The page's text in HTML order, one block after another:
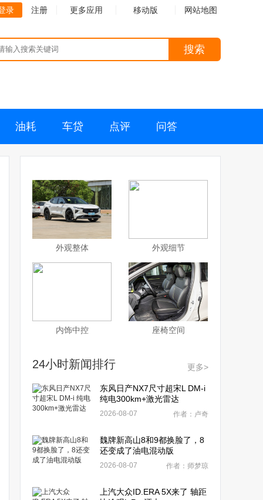
录 注册 更多应用 移动版 网站地图
搜索
油耗 车贷 点评 问答
外观整体 外观细节
内饰中控 座椅空间
24小时新闻排行 更多>
东风日产NX7尺寸超宋L DM-i
纯电300km+激光雷达
2026-08-07 作者：卢奇
魏牌新高山8和9都换脸了，8
还变成了油电混动版
2026-08-07 作者：师梦琼
上汽大众ID.ERA 5X来了 轴距